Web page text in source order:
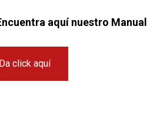
aquí nuestro
Da click aquí